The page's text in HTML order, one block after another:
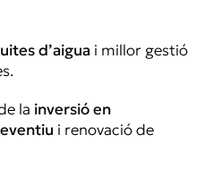
d’aigua i millor gestió
la inversió en
i renovació de